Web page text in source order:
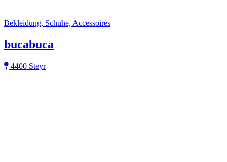
Bekleidung, Schuhe, Accessoires
bucabuca
4400 Steyr